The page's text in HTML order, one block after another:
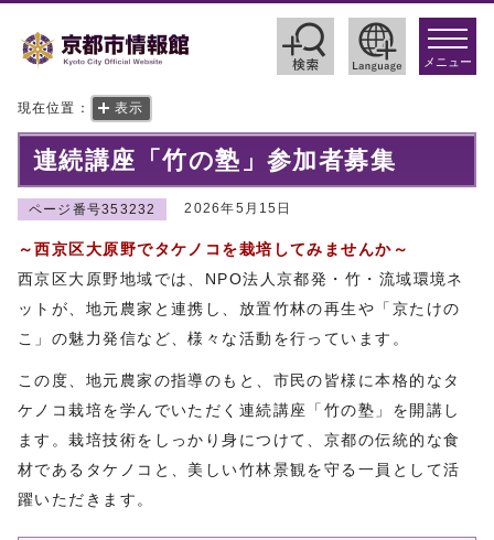
toggle
メニュー
現在位置： 表示
連続講座「竹の塾」参加者募集
ページ番号353232 2026年5月15日
～西京区大原野でタケノコを栽培してみませんか～
西京区大原野地域では、NPO法人京都発・竹・流域環境ネ
ットが、地元農家と連携し、放置竹林の再生や「京たけの
こ」の魅力発信など、様々な活動を行っています。
この度、地元農家の指導のもと、市民の皆様に本格的なタ
ケノコ栽培を学んでいただく連続講座「竹の塾」を開講し
ます。栽培技術をしっかり身につけて、京都の伝統的な食
材であるタケノコと、美しい竹林景観を守る一員として活
躍いただきます。